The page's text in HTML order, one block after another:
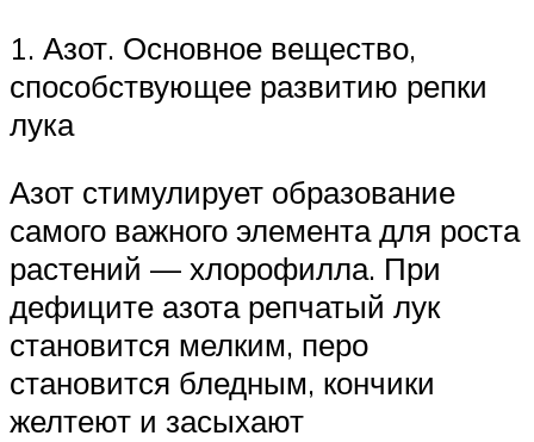
1. Азот. Основное вещество,
способствующее развитию репки
лука
Азот стимулирует образование
самого важного элемента для роста
растений — хлорофилла. При
дефиците азота репчатый лук
становится мелким, перо
становится бледным, кончики
желтеют и засыхают